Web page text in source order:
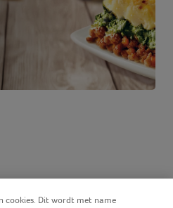
cookies. Dit wordt met name